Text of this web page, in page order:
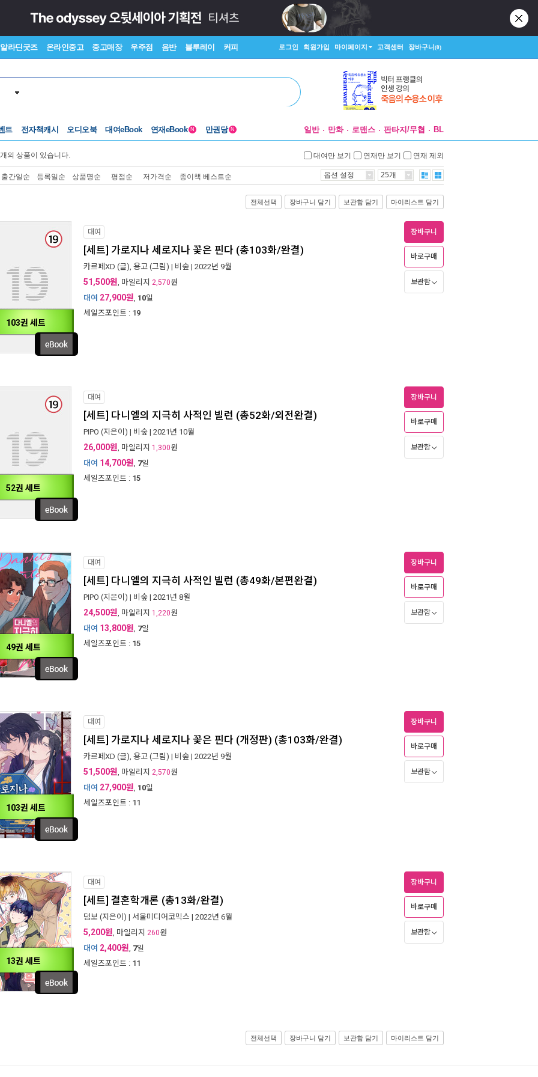
알라딘굿즈 온라인중고 중고매장 우주점 음반 블루레이 커피 로그인 회원가입 마이페이지 고객센터 장바구니(0)
트 전자책캐시 오디오북 대여eBook 연재eBook N 만권당 N 일반 만화 로맨스 판타지/무협 BL
개의 상품이 있습니다. 대여만 보기 연재만 보기 연재 제외
출간일순 등록일순 상품명순 평점순 저가격순 종이책 베스트순 옵션 설정 25개
전체선택 장바구니 담기 보관함 담기 마이리스트 담기
103권 세트
대여
[세트] 가로지나 세로지나 꽃은 핀다 (총103화/완결)
카르페XD (글), 용고 (그림) | 비숲 | 2022년 9월
51,500원, 마일리지 2,570원
대여 27,900원, 10일
세일즈포인트 : 19
장바구니
바로구매
보관함
52권 세트
대여
[세트] 다니엘의 지극히 사적인 빌런 (총52화/외전완결)
PIPO (지은이) | 비숲 | 2021년 10월
26,000원, 마일리지 1,300원
대여 14,700원, 7일
세일즈포인트 : 15
장바구니
바로구매
보관함
49권 세트
대여
[세트] 다니엘의 지극히 사적인 빌런 (총49화/본편완결)
PIPO (지은이) | 비숲 | 2021년 8월
24,500원, 마일리지 1,220원
대여 13,800원, 7일
세일즈포인트 : 15
장바구니
바로구매
보관함
103권 세트
대여
[세트] 가로지나 세로지나 꽃은 핀다 (개정판) (총103화/완결)
카르페XD (글), 용고 (그림) | 비숲 | 2022년 9월
51,500원, 마일리지 2,570원
대여 27,900원, 10일
세일즈포인트 : 11
장바구니
바로구매
보관함
13권 세트
대여
[세트] 결혼학개론 (총13화/완결)
덤보 (지은이) | 서울미디어코믹스 | 2022년 6월
5,200원, 마일리지 260원
대여 2,400원, 7일
세일즈포인트 : 11
장바구니
바로구매
보관함
전체선택 장바구니 담기 보관함 담기 마이리스트 담기